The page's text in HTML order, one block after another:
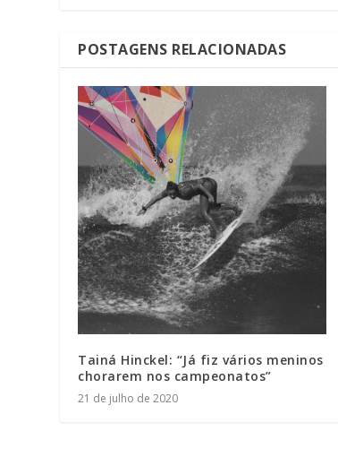
POSTAGENS RELACIONADAS
Tainá Hinckel: “Já fiz vários meninos
chorarem nos campeonatos”
21 de julho de 2020